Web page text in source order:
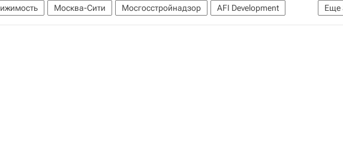
Еще
Москва-Сити Мосгосстройнадзор
AFI Development
ММДЦ "Москва-Сити"
Коммерческая недвижимость Россия